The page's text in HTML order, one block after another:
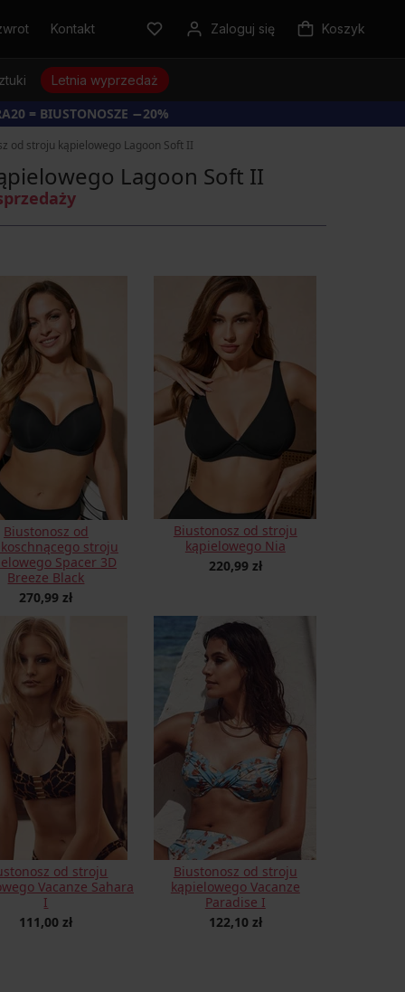
Kontakt Zaloguj się Koszyk
Letnia wyprzedaż
= BIUSTONOSZE −20%
od stroju kąpielowego Lagoon Soft II
Lagoon Soft II
Biustonosz od
stroju
Spacer 3D
Breeze Black
270,99 zł
Biustonosz od stroju
kąpielowego Nia
220,99 zł
od stroju
Vacanze Sahara
I
111,00 zł
Biustonosz od stroju
kąpielowego Vacanze
Paradise I
122,10 zł